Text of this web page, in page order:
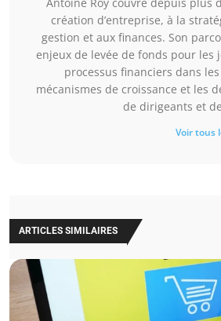
Antoine Roy couvre depuis plus
création d’entreprise, à la
gestion et aux finances. Son
enjeux de levée de fonds pour les
processus financiers dans
mécanismes de croissance et les
de dirigeants et
Voir tous
ARTICLES SIMILAIRES